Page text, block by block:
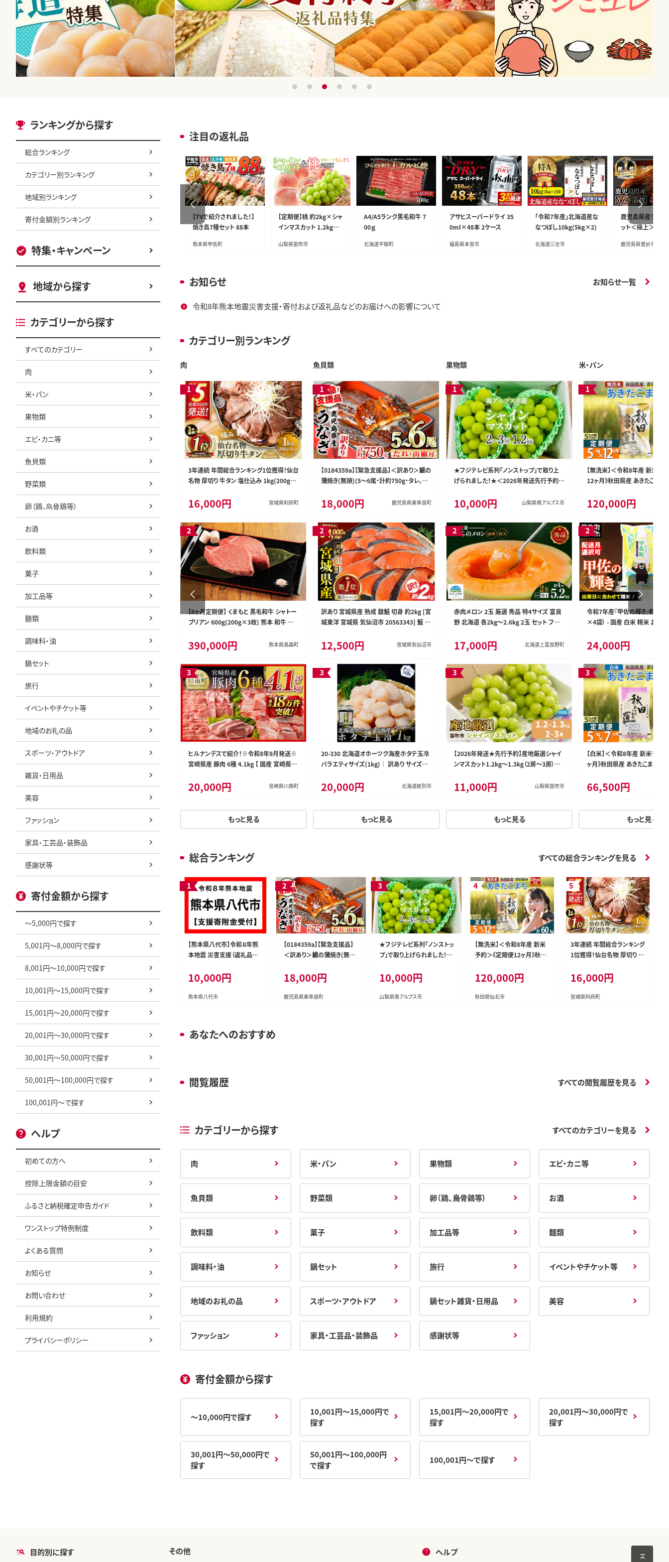
1 2 3 4 5 6
ランキングから探す
総合ランキング
カテゴリー別ランキング
地域別ランキング
寄付金額別ランキング
特集・キャンペーン
地域から探す
カテゴリーから探す
すべてのカテゴリー
肉
米・パン
果物類
エビ・カニ等
魚貝類
野菜類
卵（鶏、烏骨鶏等）
お酒
飲料類
菓子
加工品等
麺類
調味料・油
鍋セット
旅行
イベントやチケット等
地域のお礼の品
スポーツ・アウトドア
雑貨・日用品
美容
ファッション
家具・工芸品・装飾品
感謝状等
寄付金額から探す
～5,000円で探す
5,001円～8,000円で探す
8,001円～10,000円で探す
10,001円～15,000円で探す
15,001円～20,000円で探す
20,001円～30,000円で探す
30,001円～50,000円で探す
50,001円～100,000円で探す
100,001円～で探す
ヘルプ
初めての方へ
控除上限金額の目安
ふるさと納税確定申告ガイド
ワンストップ特例制度
よくある質問
お知らせ
お問い合わせ
利用規約
プライバシーポリシー
注目の返礼品
鹿児島県産うなぎ蒲焼セ
鹿児島県曽於市
エリエール 贅沢保湿 テ
【TVで紹介されました！】
焼き鳥7種セット 88本
熊本県甲佐町
【定期便】桃 約2kg×シャ
インマスカット 1.2kg以
山梨県笛吹市
A4/A5ランク黒毛和牛 7
00ｇ
北海道平取町
アサヒスーパードライ 35
0ml×48本 2ケース
福島県本宮市
「令和7年産」北海道産な
なつぼし10kg(5kg×2)
北海道三笠市
鹿児島県産うなぎ
ット＜極上＞(計
鹿児島県曽於市
お知らせ お知らせ一覧
令和8年熊本地震災害支援・寄付および返礼品などのお届けへの影響について
カテゴリー別ランキング
応援 寄附
熊本県甲佐町
熊本県高森町
人の郷基
田県東成瀬村
20,000円 静岡県焼津市
47,000円 静岡県焼津市
a24-017 ルアー DUOスモラバ＆リグルセ
ット
24,000円 静岡県焼津市
肉
3年連続 年間総合ランキング1位獲得！仙台
名物 厚切り 牛タン 塩仕込み 1kg(200g×
希少 部位 タン中 タン元 塩ダレ タレ 小分
け 仙台 名物 厚切 肉厚 おいしい 美味 牛
肉 焼肉 バーベキュー BBQ 宮城県 利府町
船田食品]
16,000円 宮城県利府町
【6ヶ月定期便】 くまもと 黒毛和牛 シャトー
ブリアン 600g(200g×3枚) 熊本 和牛 牛
390,000円 熊本県高森町
ヒルナンデスで紹介！※令和8年9月発送※
宮崎県産 豚肉 6種 4.1kg 【 国産 宮崎県産
ミヤチク 】［D00634r809］
20,000円 宮崎県川南町
もっと見る
魚貝類
【0184359a】【緊急支援品】＜訳あり＞鰻の
蒲焼き(無頭)(5～6尾・計約750g・タレ、山
れ 鹿児島 ふるさと 人気 支援 【アクアおお
すみ】
18,000円 鹿児島県東串良町
訳あり 宮城県産 熟成 銀鮭 切身 約2kg [宮
城東洋 宮城県 気仙沼市 20563343] 鮭 海
シャケ 切り身 冷凍 おかず 弁当 支援 事業
者支援 サーモン 魚 銀鮭切り身
12,500円 宮城県気仙沼市
20-330 北海道オホーツク海産ホタテ玉冷
バラエティサイズ(1kg)｜ 訳あり サイズ不
20,000円 北海道紋別市
もっと見る
果物類
★フジテレビ系列「ノンストップ」で取り上
げられました！★＜2026年発送先行予約＞
上（2～3房） クール便発送 ALPAG007
10,000円 山梨県南アルプス市
赤肉メロン 2玉 厳選 秀品 特4サイズ 富良
野 北海道 各2kg～2.6kg 2玉 セット ファ
ルーツ デザート 旬の果物 旬のフルーツ
17,000円 北海道上富良野町
【2026年発送★先行予約】産地厳選シャイ
ンマスカット1.2kg～1.3kg（2房～3房）※
11,000円 山梨県笛吹市
もっと見る
米・パン
【無洗米】＜令和8年産 新米予
12ヶ月》秋田県産 あきたこま
西木 米5kg 米 5kg 米 5kg定
期便 あきたこまち ごはん 米 お
120,000円
令和7年産『甲佐の輝き』精米
×4袋） - 国産 白米 精米 お米
援 ひのひかり 森のくまさん お
県 甲佐町【価格改定ZR】
24,000円
【白米】＜令和8年産 新米予約
ヶ月》秋田県産 あきたこまち
米5kg 米 5kg 米 5kg定期便
白米 あきたこまち ごはん 米
66,500円
もっと見る
総合ランキング すべての総合ランキングを見る
【熊本県八代市】令和８年熊
本地震 災害支援（返礼品な
10,000円
熊本県八代市
【0184359a】【緊急支援品】
＜訳あり＞鰻の蒲焼き(無頭)
椒付) うなぎ ウナギ 鰻 国産
蒲焼 蒲焼き たれ 鹿児島 ふ
るさと 人気 支援 【アクアお
18,000円
鹿児島県東串良町
★フジテレビ系列「ノンストッ
プ」で取り上げられました！★
アルプス市産シャインマスカ
ット1.2kg以上（2～3房） ク
ール便発送 ALPAG007
10,000円
山梨県南アルプス市
【無洗米】＜令和8年産 新米
予約＞《定期便12ヶ月》秋田
×1袋) ×12回 5キロ お米
匠 [サンファーム西木 米5kg
米 5kg 米 5kg定期便 お米定
120,000円
秋田県仙北市
3年連続 年間総合ランキング
1位獲得！仙台名物 厚切り 牛
P) 牛たん スライス 塩味 [牛
タン タン塩 希少 部位 タン中
タン元 塩ダレ タレ 小分け
16,000円
宮城県利府町
あなたへのおすすめ
閲覧履歴 すべての閲覧履歴を見る
カテゴリーから探す すべてのカテゴリーを見る
肉 米・パン 果物類 エビ・カニ等
魚貝類 野菜類 卵（鶏、烏骨鶏等） お酒
飲料類 菓子 加工品等 麺類
調味料・油 鍋セット 旅行 イベントやチケット等
地域のお礼の品 スポーツ・アウトドア 鍋セット雑貨・日用品 美容
ファッション 家具・工芸品・装飾品 感謝状等
寄付金額から探す
～10,000円で探す
10,001円～15,000円で
探す
15,001円～20,000円で
探す
20,001円～30,000円で
探す
30,001円～50,000円で
探す
50,001円～100,000円
で探す
100,001円～で探す
目的別に探す その他 ヘルプ